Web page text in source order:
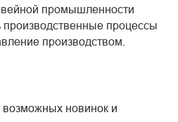
промышленности
производственные процессы
производством.
новинок и